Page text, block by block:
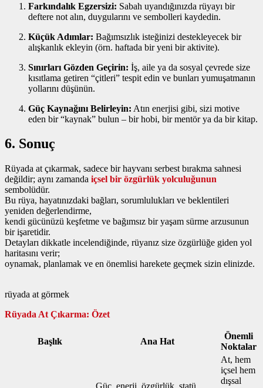
Farkındalık Egzersizi: Sabah uyandığınızda rüyayı bir
deftere not alın, duygularını ve sembolleri kaydedin.
Küçük Adımlar: Bağımsızlık isteğinizi destekleyecek bir
alışkanlık ekleyin (örn. haftada bir yeni bir aktivite).
Sınırları Gözden Geçirin: İş, aile ya da sosyal çevrede size
kısıtlama getiren “çitleri” tespit edin ve bunları yumuşatmanın
yollarını düşünün.
Güç Kaynağını Belirleyin: Atın enerjisi gibi, sizi motive
eden bir “kaynak” bulun – bir hobi, bir mentör ya da bir kitap.
6. Sonuç
Rüyada at çıkarmak, sadece bir hayvanı serbest bırakma sahnesi
değildir; aynı zamanda içsel bir özgürlük yolculuğunun
sembolüdür.
Bu rüya, hayatınızdaki bağları, sorumlulukları ve beklentileri
yeniden değerlendirme,
kendi gücünüzü keşfetme ve bağımsız bir yaşam sürme arzusunun
bir işaretidir.
Detayları dikkatle incelendiğinde, rüyanız size özgürlüğe giden yol
haritasını verir;
oynamak, planlamak ve en önemlisi harekete geçmek sizin elinizde.
rüyada at görmek
Rüyada At Çıkarma: Özet
Başlık Ana Hat
Önemli
Noktalar
At, hem
içsel hem
dışsal